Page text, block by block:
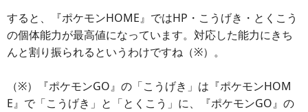
すると、『ポケモンHOME』ではHP・こうげき・とくこう
の個体能力が最高値になっています。対応した能力にきち
んと割り振られるというわけですね（※）。
（※）『ポケモンGO』の「こうげき」は『ポケモンHOM
E』で「こうげき」と「とくこう」に、『ポケモンGO』の